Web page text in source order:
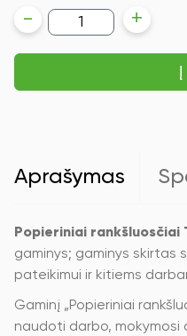
produkto
kiekis:
Popieriniai
rankšluosčiai
1
sluoksniai,
- +
Aprašymas
Popieriniai rankšluosčiai
gaminys; gaminys skirtas
pateikimui ir kitiems
Gaminį „Popieriniai
naudoti darbo, mokymosi